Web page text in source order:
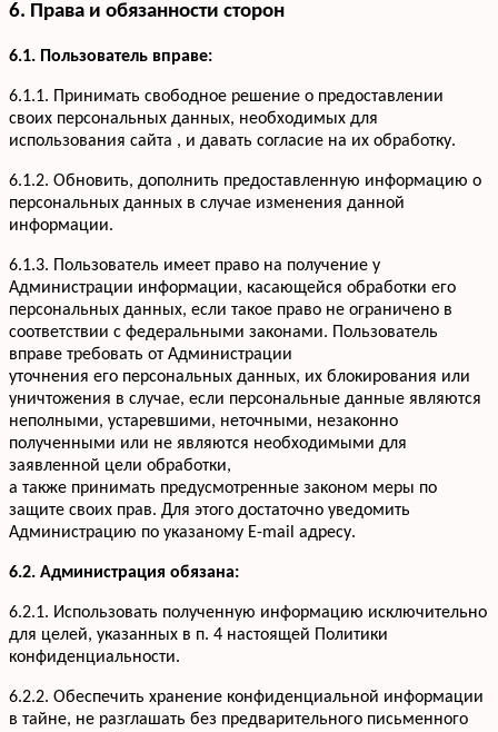
6. Права и обязанности сторон
6.1. Пользователь вправе:
6.1.1. Принимать свободное решение о предоставлении
своих персональных данных, необходимых для
использования сайта , и давать согласие на их обработку.
6.1.2. Обновить, дополнить предоставленную информацию о
персональных данных в случае изменения данной
информации.
6.1.3. Пользователь имеет право на получение у
Администрации информации, касающейся обработки его
персональных данных, если такое право не ограничено в
соответствии с федеральными законами. Пользователь
вправе требовать от Администрации
уточнения его персональных данных, их блокирования или
уничтожения в случае, если персональные данные являются
неполными, устаревшими, неточными, незаконно
полученными или не являются необходимыми для
заявленной цели обработки,
а также принимать предусмотренные законом меры по
защите своих прав. Для этого достаточно уведомить
Администрацию по указаному E-mail адресу.
6.2. Администрация обязана:
6.2.1. Использовать полученную информацию исключительно
для целей, указанных в п. 4 настоящей Политики
конфиденциальности.
6.2.2. Обеспечить хранение конфиденциальной информации
в тайне, не разглашать без предварительного письменного